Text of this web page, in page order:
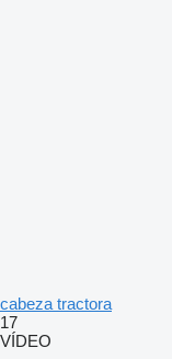
cabeza tractora
17
VÍDEO